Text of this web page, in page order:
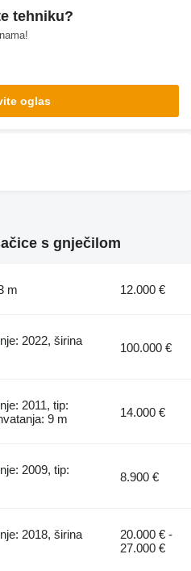
tehniku?
oglas
s gnječilom
m 12.000 €
2022, širina
100.000 €
2011, tip:
9 m
14.000 €
2009, tip:
8.900 €
2018, širina
20.000 € -
27.000 €